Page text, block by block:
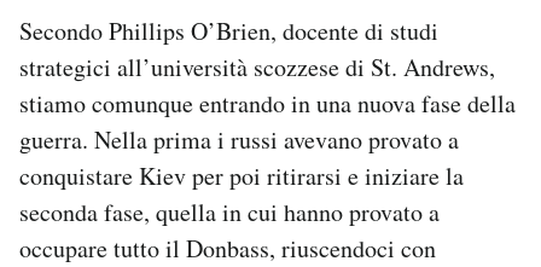
Secondo Phillips O’Brien, docente di studi
strategici all’università scozzese di St. Andrews,
stiamo comunque entrando in una nuova fase della
guerra. Nella prima i russi avevano provato a
conquistare Kiev per poi ritirarsi e iniziare la
seconda fase, quella in cui hanno provato a
occupare tutto il Donbass, riuscendoci con